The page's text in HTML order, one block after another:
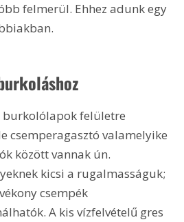
felmerül. Ehhez adunk egy
felületre
csemperagasztó valamelyike
között vannak ún.
kicsi a rugalmasságuk;
csempék
A kis vízfelvételű gres